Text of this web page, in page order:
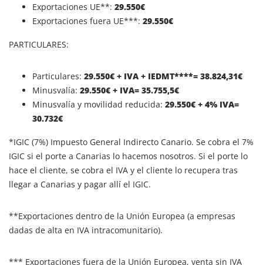
Exportaciones UE**: 29.550€
Exportaciones fuera UE***: 29.550€
PARTICULARES:
Particulares: 29.550€ + IVA + IEDMT****= 38.824,31€
Minusvalía: 29.550€ + IVA= 35.755,5€
Minusvalía y movilidad reducida: 29.550€ + 4% IVA=
30.732€
*IGIC (7%) Impuesto General Indirecto Canario. Se cobra el 7%
IGIC si el porte a Canarias lo hacemos nosotros. Si el porte lo
hace el cliente, se cobra el IVA y el cliente lo recupera tras
llegar a Canarias y pagar allí el IGIC.
**Exportaciones dentro de la Unión Europea (a empresas
dadas de alta en IVA intracomunitario).
*** Exportaciones fuera de la Unión Europea, venta sin IVA